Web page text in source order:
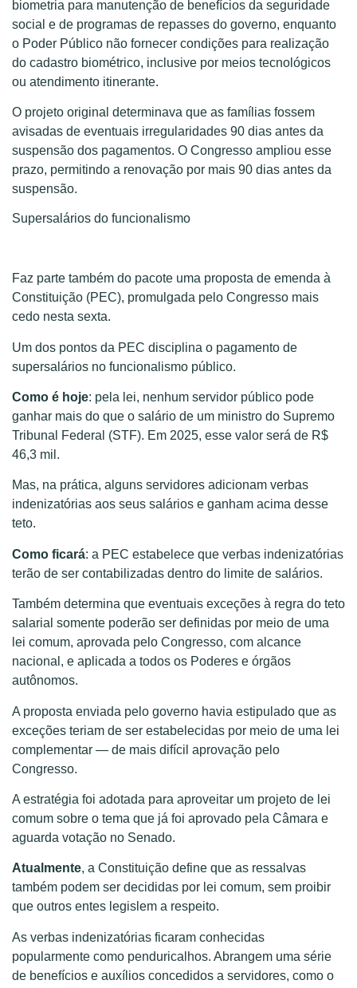
biometria para manutenção de benefícios da seguridade
social e de programas de repasses do governo, enquanto
o Poder Público não fornecer condições para realização
do cadastro biométrico, inclusive por meios tecnológicos
ou atendimento itinerante.
O projeto original determinava que as famílias fossem
avisadas de eventuais irregularidades 90 dias antes da
suspensão dos pagamentos. O Congresso ampliou esse
prazo, permitindo a renovação por mais 90 dias antes da
suspensão.
Supersalários do funcionalismo
Faz parte também do pacote uma proposta de emenda à
Constituição (PEC), promulgada pelo Congresso mais
cedo nesta sexta.
Um dos pontos da PEC disciplina o pagamento de
supersalários no funcionalismo público.
Como é hoje: pela lei, nenhum servidor público pode
ganhar mais do que o salário de um ministro do Supremo
Tribunal Federal (STF). Em 2025, esse valor será de R$
46,3 mil.
Mas, na prática, alguns servidores adicionam verbas
indenizatórias aos seus salários e ganham acima desse
teto.
Como ficará: a PEC estabelece que verbas indenizatórias
terão de ser contabilizadas dentro do limite de salários.
Também determina que eventuais exceções à regra do teto
salarial somente poderão ser definidas por meio de uma
lei comum, aprovada pelo Congresso, com alcance
nacional, e aplicada a todos os Poderes e órgãos
autônomos.
A proposta enviada pelo governo havia estipulado que as
exceções teriam de ser estabelecidas por meio de uma lei
complementar — de mais difícil aprovação pelo
Congresso.
A estratégia foi adotada para aproveitar um projeto de lei
comum sobre o tema que já foi aprovado pela Câmara e
aguarda votação no Senado.
Atualmente, a Constituição define que as ressalvas
também podem ser decididas por lei comum, sem proibir
que outros entes legislem a respeito.
As verbas indenizatórias ficaram conhecidas
popularmente como penduricalhos. Abrangem uma série
de benefícios e auxílios concedidos a servidores, como o